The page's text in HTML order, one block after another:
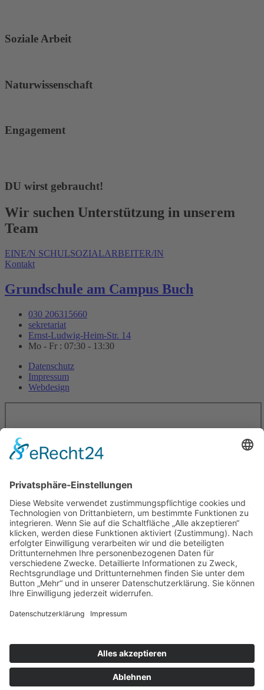
Soziale Arbeit
Naturwissenschaft
Engagement
DU wirst gebraucht!
Wir suchen Unterstützung in unserem
Team
EINE/N SCHULSOZIALARBEITER/IN
Kontakt
Grundschule am Campus Buch
030 206315660
sekretariat
Ernst-Ludwig-Heim-Str. 14
Mo - Fr : 07:30 - 13:30
Datenschutz
Impressum
Webdesign
Hier findet Ihr bald weitere
Informationen
Wir werden hier bald noch mehr Informationen zu den einzelnen
Lernhäusern bereitstellen.
Schaue gerne wieder demnächst hier vorbei